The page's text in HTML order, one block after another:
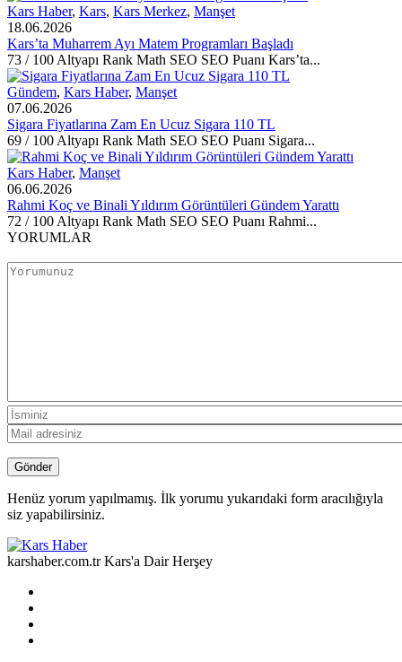
Kars Haber, Kars, Kars Merkez, Manşet
18.06.2026
Kars’ta Muharrem Ayı Matem Programları Başladı
73 / 100 Altyapı Rank Math SEO SEO Puanı Kars’ta...
Gündem, Kars Haber, Manşet
07.06.2026
Sigara Fiyatlarına Zam En Ucuz Sigara 110 TL
69 / 100 Altyapı Rank Math SEO SEO Puanı Sigara...
Kars Haber, Manşet
06.06.2026
Rahmi Koç ve Binali Yıldırım Görüntüleri Gündem Yarattı
72 / 100 Altyapı Rank Math SEO SEO Puanı Rahmi...
YORUMLAR
Henüz yorum yapılmamış. İlk yorumu yukarıdaki form aracılığıyla
siz yapabilirsiniz.
karshaber.com.tr Kars'a Dair Herşey